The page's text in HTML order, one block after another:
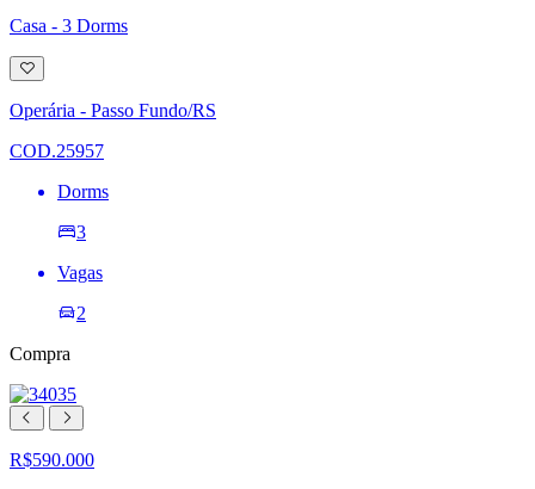
Casa - 3 Dorms
Adicionar
à
lista
de
Operária - Passo Fundo/RS
COD.25957
Dorms
3
Vagas
2
Compra
R$590.000